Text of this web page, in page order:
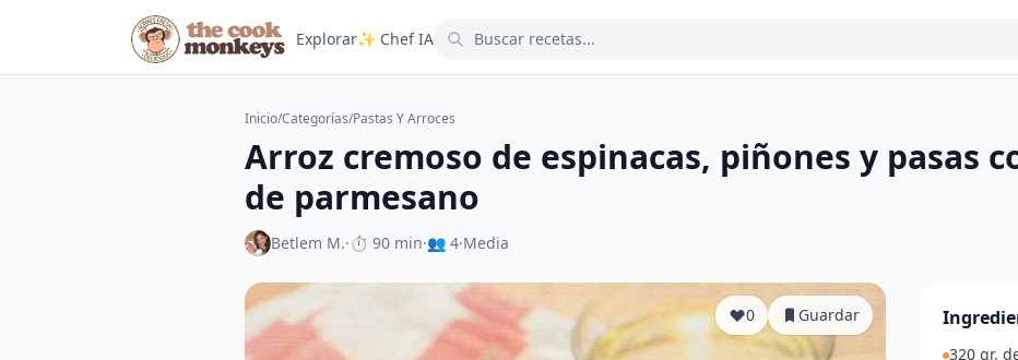
Explorar✨ Chef IA
Inicio/Categorías/Pastas Y Arroces
Arroz cremoso de espinacas, piñones y pasas
de parmesano
Betlem M.·⏱ 90 min·👥 4·Media
0 Guardar
320 gr.